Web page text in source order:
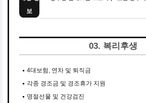
보
03. 복리후생
4대보험, 연차 및 퇴직금
각종 경조금 및 경조휴가 지원
명절선물 및 건강검진